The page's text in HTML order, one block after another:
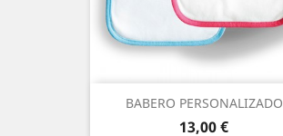
BABERO PERSONALIZADO
Precio
13,00 €